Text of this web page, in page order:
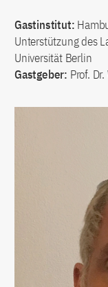
Gastinstitut:
Unterstützung des
Universität Berlin
Gastgeber: Prof.